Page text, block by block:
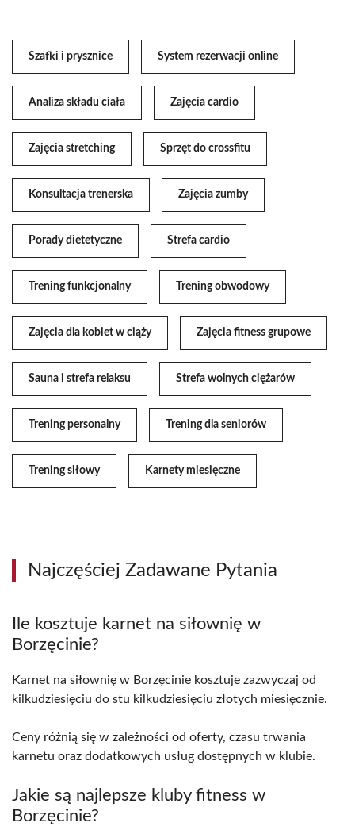
Szafki i prysznice System rezerwacji online
Analiza składu ciała Zajęcia cardio
Zajęcia stretching Sprzęt do crossfitu
Konsultacja trenerska Zajęcia zumby
Porady dietetyczne Strefa cardio
Trening funkcjonalny Trening obwodowy
Zajęcia dla kobiet w ciąży Zajęcia fitness grupowe
Sauna i strefa relaksu Strefa wolnych ciężarów
Trening personalny Trening dla seniorów
Trening siłowy Karnety miesięczne
Najczęściej Zadawane Pytania
Ile kosztuje karnet na siłownię w
Borzęcinie?
Karnet na siłownię w Borzęcinie kosztuje zazwyczaj od
kilkudziesięciu do stu kilkudziesięciu złotych miesięcznie.
Ceny różnią się w zależności od oferty, czasu trwania
karnetu oraz dodatkowych usług dostępnych w klubie.
Jakie są najlepsze kluby fitness w
Borzęcinie?